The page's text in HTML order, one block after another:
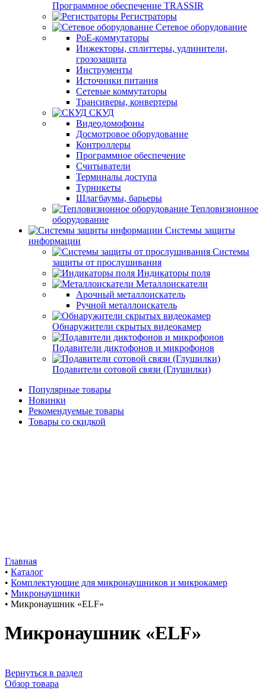
Программное обеспечение TRASSIR
Регистраторы
Сетевое оборудование
PoE-коммутаторы
Инжекторы, сплиттеры, удлинители,
грозозащита
Инструменты
Источники питания
Сетевые коммутаторы
Трансиверы, конвертеры
СКУД
Видеодомофоны
Досмотровое оборудование
Контроллеры
Программное обеспечение
Считыватели
Терминалы доступа
Турникеты
Шлагбаумы, барьеры
Тепловизионное
оборудование
Системы защиты
информации
Системы
защиты от прослушивания
Индикаторы поля
Металлоискатели
Арочный металлоискатель
Ручной металлоискатель
Обнаружители скрытых видеокамер
Подавители диктофонов и микрофонов
Подавители сотовой связи (Глушилки)
Популярные товары
Новинки
Рекомендуемые товары
Товары со скидкой
Главная
• Каталог
• Комплектующие для микронаушников и микрокамер
• Микронаушники
• Микронаушник «ELF»
Микронаушник «ELF»
Вернуться в раздел
Обзор товара